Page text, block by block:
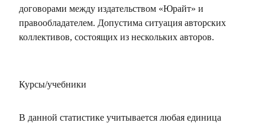
договорами между издательством «Юрайт» и
правообладателем. Допустима ситуация авторских
коллективов, состоящих из нескольких авторов.
Курсы/учебники
В данной статистике учитывается любая единица